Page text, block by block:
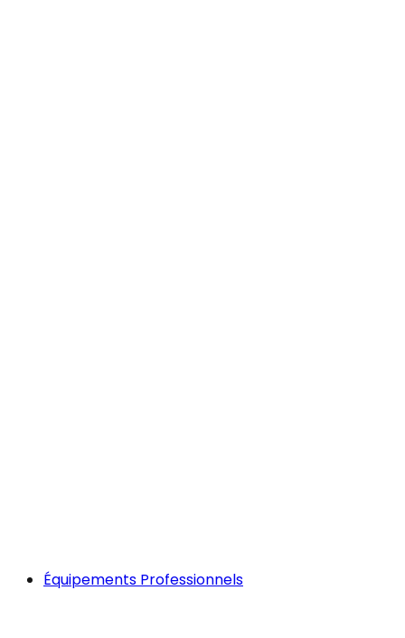
Équipements Professionnels